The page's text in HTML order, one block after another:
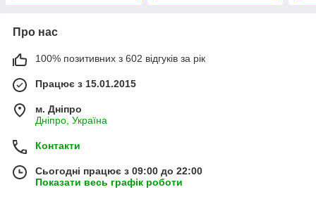
Про нас
100% позитивних з 602 відгуків за рік
Працює з 15.01.2015
м. Дніпро
Дніпро, Україна
Контакти
Сьогодні працює з 09:00 до 22:00
Показати весь графік роботи